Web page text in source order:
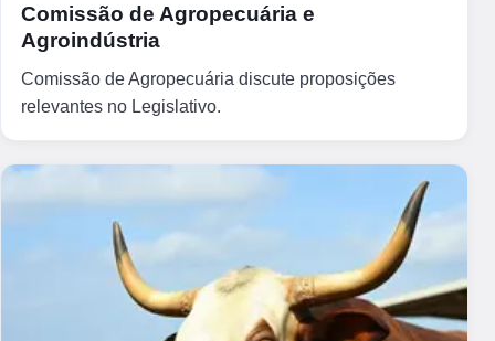
Comissão de Agropecuária e
Agroindústria
Comissão de Agropecuária discute proposições
relevantes no Legislativo.